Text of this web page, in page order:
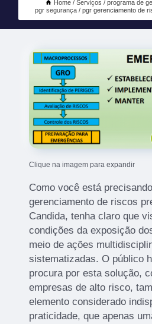
Home Serviços
programa de
pgr segurança
pgr gerenciamento de
Clique na imagem para expandir
Como você está
gerenciamento de riscos
Candida, tenha claro que
condições da exposição
meio de ações
sistematizadas. O público
procura por esta solução,
empresas de alto risco,
elemento considerado
praticidade, que apenas